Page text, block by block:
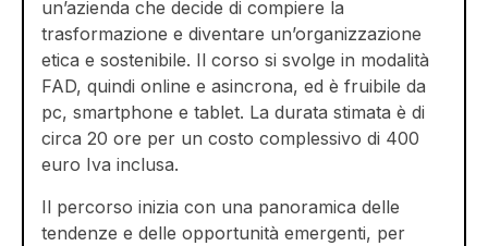
un’azienda che decide di compiere la
trasformazione e diventare un’organizzazione
etica e sostenibile. Il corso si svolge in modalità
FAD, quindi online e asincrona, ed è fruibile da
pc, smartphone e tablet. La durata stimata è di
circa 20 ore per un costo complessivo di 400
euro Iva inclusa.
Il percorso inizia con una panoramica delle
tendenze e delle opportunità emergenti, per